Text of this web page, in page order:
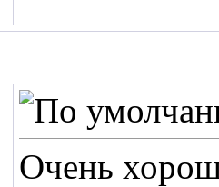
Очень